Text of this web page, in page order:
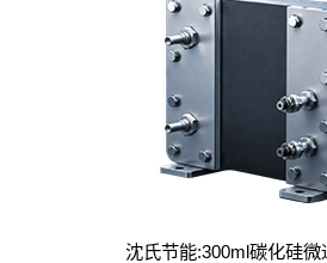
沈氏节能:300ml碳化硅微